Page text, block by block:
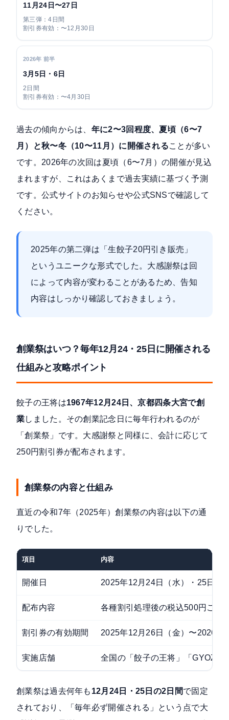
11月24日〜27日
第三弾：4日間
割引券有効：〜12月30日
2026年 前半
3月5日・6日
2日間
割引券有効：〜4月30日
過去の傾向からは、 年に2〜3回程度、夏頃（6〜7
月）と秋〜冬（10〜11月）に開催されることが多い
です。2026年の次回は夏頃（6〜7月）の開催が見込
まれますが、これはあくまで過去実績に基づく予測
です。公式サイトのお知らせや公式SNSで確認して
ください。
2025年の第二弾は「生餃子20円引き販売」
というユニークな形式でした。大感謝祭は回
によって内容が変わることがあるため、告知
内容はしっかり確認しておきましょう。
創業祭はいつ？毎年12月24・25日に開催される
仕組みと攻略ポイント
餃子の王将は1967年12月24日、京都四条大宮で創
業しました。その創業記念日に毎年行われるのが
「創業祭」です。大感謝祭と同様に、会計に応じて
250円割引券が配布されます。
創業祭の内容と仕組み
直近の令和7年（2025年）創業祭の内容は以下の通
りでした。
項目 内容
開催日 2025年12月24日（水）・25日（
配布内容 各種割引処理後の税込500円ごと
割引券の有効期間 2025年12月26日（金）〜2026年
実施店舗 全国の「餃子の王将」「GYOZA
創業祭は過去何年も 12月24日・25日の2日間で固定
されており、「毎年必ず開催される」という点で大